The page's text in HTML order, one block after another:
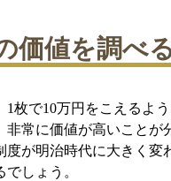
価値を調べ
1枚で10万円をこえるよ
非常に価値が高いことが
度が明治時代に大きく変
しょう。